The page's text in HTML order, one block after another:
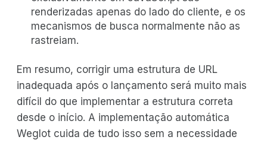
renderizadas apenas do lado do cliente, e os
mecanismos de busca normalmente não as
rastreiam.
Em resumo, corrigir uma estrutura de URL
inadequada após o lançamento será muito mais
difícil do que implementar a estrutura correta
desde o início. A implementação automática
Weglot cuida de tudo isso sem a necessidade